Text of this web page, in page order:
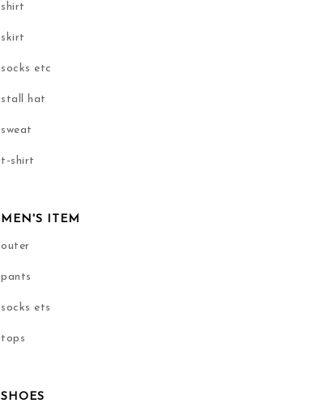
shirt
skirt
socks etc
stall hat
sweat
t-shirt
MEN'S ITEM
outer
pants
socks ets
tops
SHOES